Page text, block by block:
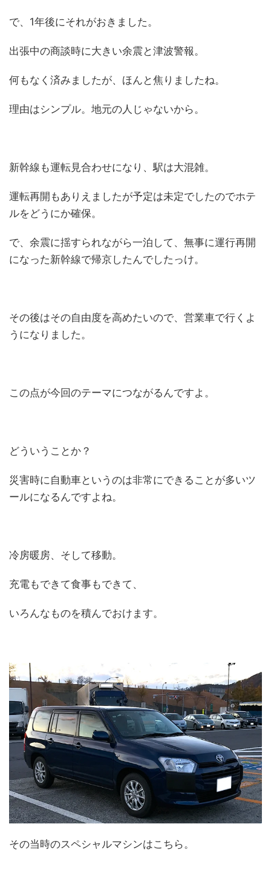
で、1年後にそれがおきました。
出張中の商談時に大きい余震と津波警報。
何もなく済みましたが、ほんと焦りましたね。
理由はシンプル。地元の人じゃないから。
新幹線も運転見合わせになり、駅は大混雑。
運転再開もありえましたが予定は未定でしたのでホテ
ルをどうにか確保。
で、余震に揺すられながら一泊して、無事に運行再開
になった新幹線で帰京したんでしたっけ。
その後はその自由度を高めたいので、営業車で行くよ
うになりました。
この点が今回のテーマにつながるんですよ。
どういうことか？
災害時に自動車というのは非常にできることが多いツ
ールになるんですよね。
冷房暖房、そして移動。
充電もできて食事もできて、
いろんなものを積んでおけます。
その当時のスペシャルマシンはこちら。